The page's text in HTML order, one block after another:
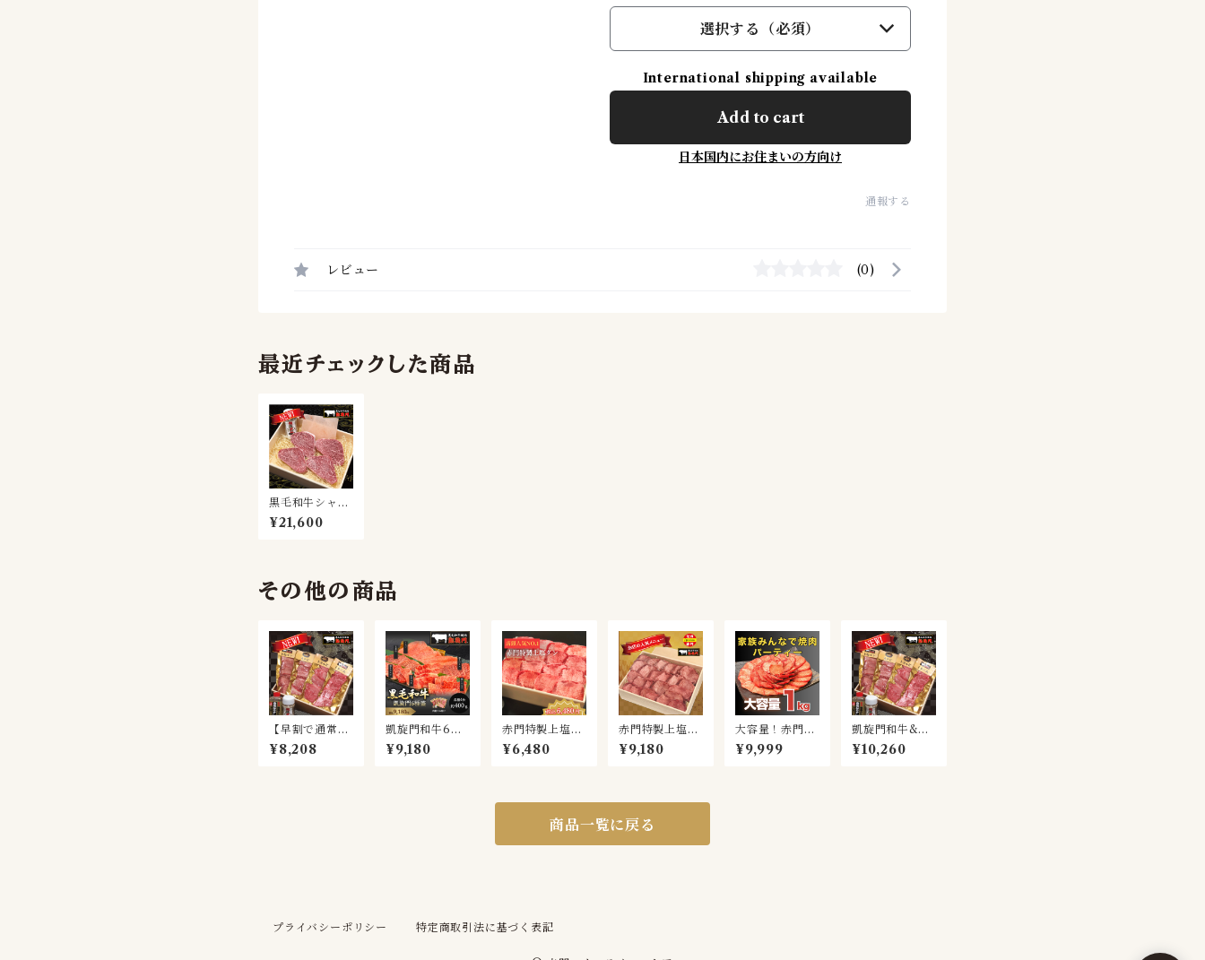
選択する（必須）
International shipping available
Add to cart
日本国内にお住まいの方向け
通報する
レビュー (0)
最近チェックした商品
黒毛和牛シャト
ーブリアン（15
0g×4個）
¥21,600
その他の商品
【早割で通常価
格より20％お
得！】凱旋門和
¥8,208
凱旋門和牛6種
盛（3～4名様
用）
¥9,180
赤門特製上塩タ
ン（320ｇ）
¥6,480
赤門特製上塩タ
ン（480ｇ）
¥9,180
大容量！赤門人
気の牛タン1キ
ロ盛！
¥9,999
凱旋門和牛&上
塩タンセット(3
～4名様用)
¥10,260
商品一覧に戻る
プライバシーポリシー 特定商取引法に基づく表記